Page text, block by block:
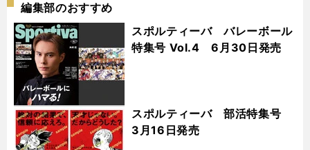
編集部のおすすめ
スポルティーバ バレーボール
特集号 Vol.4 6月30日発売
スポルティーバ 部活特集号
3月16日発売